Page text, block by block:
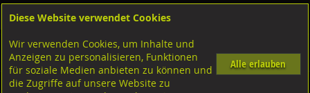
Shop Geländerzubehör Auflagebleche
CNS 1.4301
schmale Ausführung mit ZentrumslochDiverse Ausführungen schmal mit Zentrumsloch
Diese Website verwendet Cookies
Wir verwenden Cookies, um Inhalte und
Anzeigen zu personalisieren, Funktionen
für soziale Medien anbieten zu können und
die Zugriffe auf unsere Website zu
Alle erlauben